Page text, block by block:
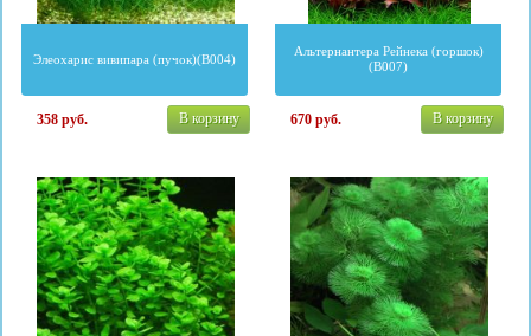
Элеохарис вивипара (пучок)(B004)
358руб. В корзину
Альтернантера Рейнека (горшок)
(B007)
670руб. В корзину